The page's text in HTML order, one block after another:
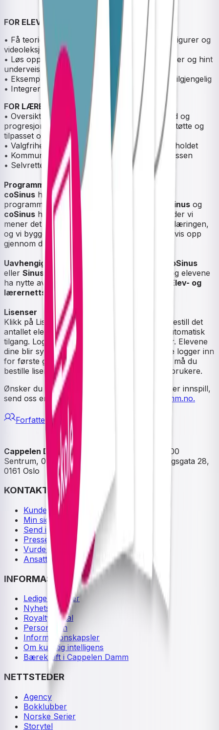
FOR ELEVEN:
• Få teorien presentert som tekst, dynamiske figurer og
videoleksjoner (til alle delkapitler)
• Løs oppgaver og få tilpassede tilbakemeldinger og hint
underveis
• Eksempeloppgaver og løsningsforslag alltid tilgjengelig
• Integrert CAS og graftegner
FOR LÆREREN:
• Oversikt med rapporter over elevenes arbeid og
progresjon, noe som lar læreren gi målrettet støtte og
tilpasset opplæring
• Valgfrihet og muligheter for tilpasning av innholdet
• Kommunikasjon med den enkelte elev og klassen
• Selvrettende kapitteltester
Programmering
coSinus har et åpent og gratis, interaktivt
programmeringskurs for lærere og elever. I
Sinus og
coSinus har vi valgt å bruke programmering der vi
mener det kan gi merverdi for matematikkopplæringen,
og vi bygger programmeringsforståelsen gradvis opp
gjennom det øvrige fagstoffet.
Uavhengig om du velger å undervise med coSinus
eller Sinus-bøker (trykte eller digitale) vil du og elevene
ha nytte av supplerende ressurser på
Sinus Elev- og
lærernettsted
Lisenser
Klikk på Lisenser i nettbutitkken, cdu.no, og bestill det
antallet elevlisenser du trenger. Lærere får automatisk
tilgang. Logg inn med Feide- eller CDU-bruker. Elevene
dine blir synlige i gruppene etter hvert som de logger inn
for første gang. Er du ikke tilknyttet en skole, må du
bestille lisensen som er tilgjengelig for privat-brukere.
Ønsker du å bruke
coSinus
, har spørsmål eller innspill,
send oss en e-post på
cosinus@cappelendamm.no.
Forfattere
Cappelen Damm| Postadresse: Postboks 1900
Sentrum, 0055 Oslo | Besøksadresse: Stortingsgata 28,
0161 Oslo
KONTAKT OSS
Kundeservice
Min side
Send inn manus
Presse
Vurderingseksemplar
Ansatte
INFORMASJON
Ledige stillinger
Nyhetsbrev
Royaltyportal
Personvern
Informasjonskapsler
Om kunstig intelligens
Bærekraft i Cappelen Damm
NETTSTEDER
Agency
Bokklubber
Norske Serier
Storytel